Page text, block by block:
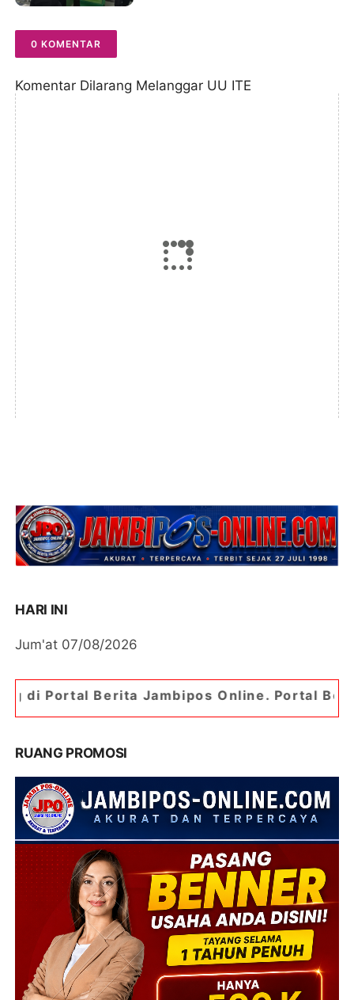
0 KOMENTAR
Komentar Dilarang Melanggar UU ITE
HARI INI
Jum'at 07/08/2026
Jambipos Online. Portal Berita Paling Jambi
RUANG PROMOSI